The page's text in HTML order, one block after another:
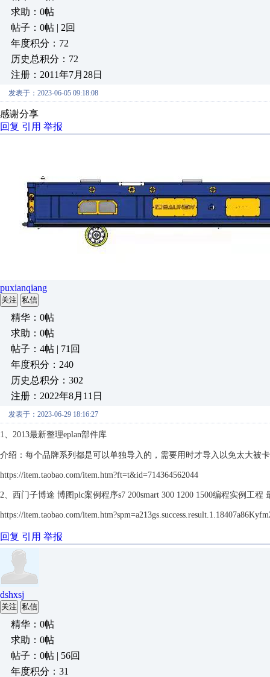
求助：0帖
帖子：0帖 | 2回
年度积分：72
历史总积分：72
注册：2011年7月28日
发表于：2023-06-05 09:18:08
感谢分享
回复 引用 举报
puxianqiang
关注 私信
精华：0帖
求助：0帖
帖子：4帖 | 71回
年度积分：240
历史总积分：302
注册：2022年8月11日
发表于：2023-06-29 18:16:27
1、2013最新整理eplan部件库
介绍：每个品牌系列都是可以单独导入的，需要用时才导入以免太大被
https://item.taobao.com/item.htm?ft=t&id=714364562044
2、西门子博途 博图plc案例程序s7 200smart 300 1200 1500编程实例工程
https://item.taobao.com/
回复 引用 举报
dshxsj
关注 私信
精华：0帖
求助：0帖
帖子：0帖 | 56回
年度积分：31